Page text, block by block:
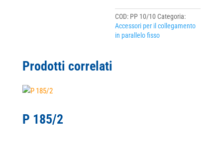
COD: PP 10/10 Categoria:
Accessori per il collegamento
in parallelo fisso
Prodotti correlati
P 185/2